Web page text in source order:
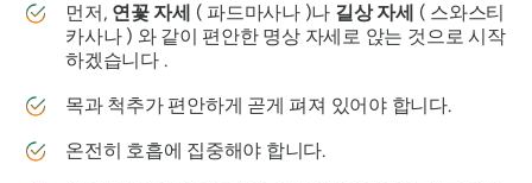
먼저, 연꽃 자세 ( 파드마사나)나 길상 자세 ( 스와스티
카사나) 와 같이 편안한 명상 자세로 앉는 것으로 시작
하겠습니다 .
목과 척추가 편안하게 곧게 펴져 있어야 합니다.
온전히 호흡에 집중해야 합니다.